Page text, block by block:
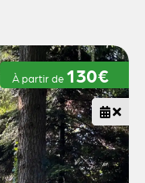
À partir de 130€